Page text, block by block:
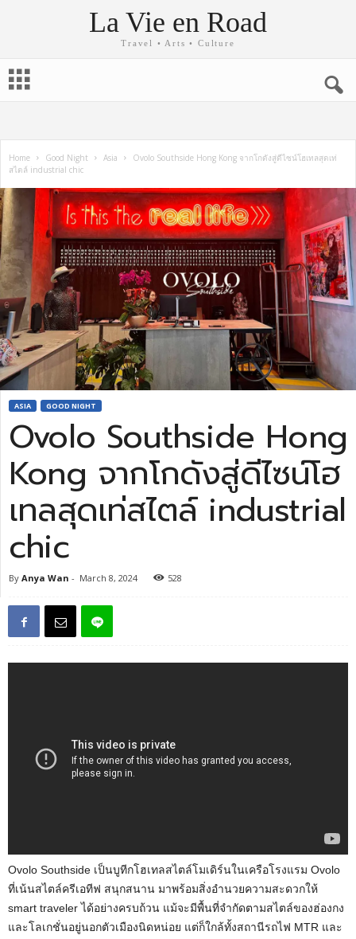
La Vie en Road
Travel • Arts • Culture
Home Good Night Asia
Ovolo Southside Hong Kong จากโกดังสู่ดีไซน์โฮเทลสุดเท่
สไตล์ industrial chic
ASIA GOOD NIGHT
Ovolo Southside Hong
Kong จากโกดังสู่ดีไซน์โฮ
เทลสุดเท่สไตล์ industrial
chic
By Anya Wan - March 8, 2024 528
Ovolo Southside เป็นบูทีกโฮเทลสไตล์โมเดิร์นในเครือโรงแรม Ovolo
ที่เน้นสไตล์ครีเอทีฟ สนุกสนาน มาพร้อมสิ่งอำนวยความสะดวกให้
smart traveler ได้อย่างครบถ้วน แม้จะมีพื้นที่จำกัดตามสไตล์ของฮ่องกง
และโลเกชั่นอยู่นอกตัวเมืองนิดหน่อย แต่ก็ใกล้ทั้งสถานีรถไฟ MTR และ